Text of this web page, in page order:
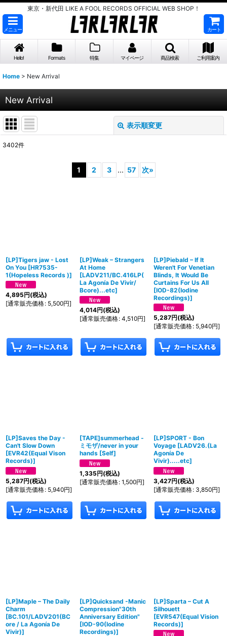
東京・新代田 LIKE A FOOL RECORDS OFFICIAL WEB SHOP！
メニュー カート
Hello! Formats 特集 マイページ 商品検索 ご利用案内
Home > New Arrival
New Arrival
表示順変更
3402件
1 2 3 ... 57 次»
[LP]Tigers jaw - Lost
On You [HR7535-
1(Hopeless Records )]
4,895円(税込)
[通常販売価格: 5,500円]
[LP]Weak – Strangers
At Home
[LADV211/BC.416LP(
La Agonía De Vivir/
Bcore)...etc]
4,014円(税込)
[通常販売価格: 4,510円]
[LP]Piebald – If It
Weren't For Venetian
Blinds, It Would Be
Curtains For Us All
[IOD-82(Iodine
Recordings)]
5,287円(税込)
[通常販売価格: 5,940円]
[LP]Saves the Day -
Can't Slow Down
[EVR42(Equal Vison
Records)]
5,287円(税込)
[通常販売価格: 5,940円]
[TAPE]summerhead -
ミモザ/never in your
hands [Self]
1,335円(税込)
[通常販売価格: 1,500円]
[LP]SPORT - Bon
Voyage [LADV26.(La
Agonía De
Vivir).....etc]
3,427円(税込)
[通常販売価格: 3,850円]
[LP]Maple – The Daily
Charm
[BC.101/LADV201(BC
ore / La Agonía De
Vivir)]
[LP]Quicksand -Manic
Compression"30th
Anniversary Edition"
[IOD-90(Iodine
Recordings)]
[LP]Sparta – Cut A
Silhouett
[EVR547(Equal Vision
Records)]